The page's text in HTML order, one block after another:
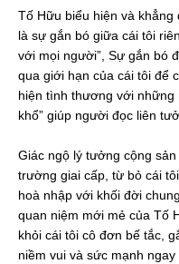
Tố Hữu biểu hiện và
là sự gắn bó giữa cái tôi
với mọi người”, Sự gắn bó
qua giới hạn của cái tôi để
hiện tình thương với những
khổ” giúp người đọc liên
Giác ngộ lý tưởng cộng
trường giai cấp, từ bỏ cái
hoà nhập với khối đời
quan niệm mới mẻ của Tố
khỏi cái tôi cô đơn bế tắc,
niềm vui và sức mạnh